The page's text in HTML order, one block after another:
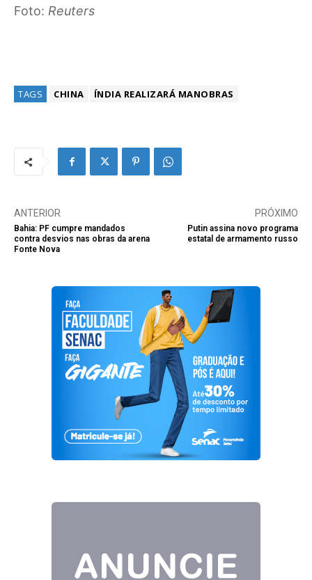
Foto: Reuters
TAGS CHINA ÍNDIA REALIZARÁ MANOBRAS
ANTERIOR
Bahia: PF cumpre mandados
contra desvios nas obras da arena
Fonte Nova
PRÓXIMO
Putin assina novo programa
estatal de armamento russo